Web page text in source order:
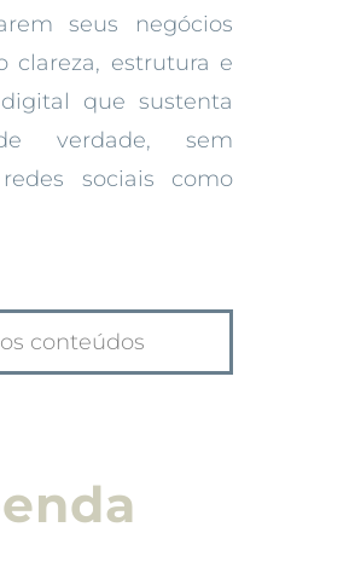
seus negócios
clareza, estrutura e
que sustenta
verdade, sem
sociais como